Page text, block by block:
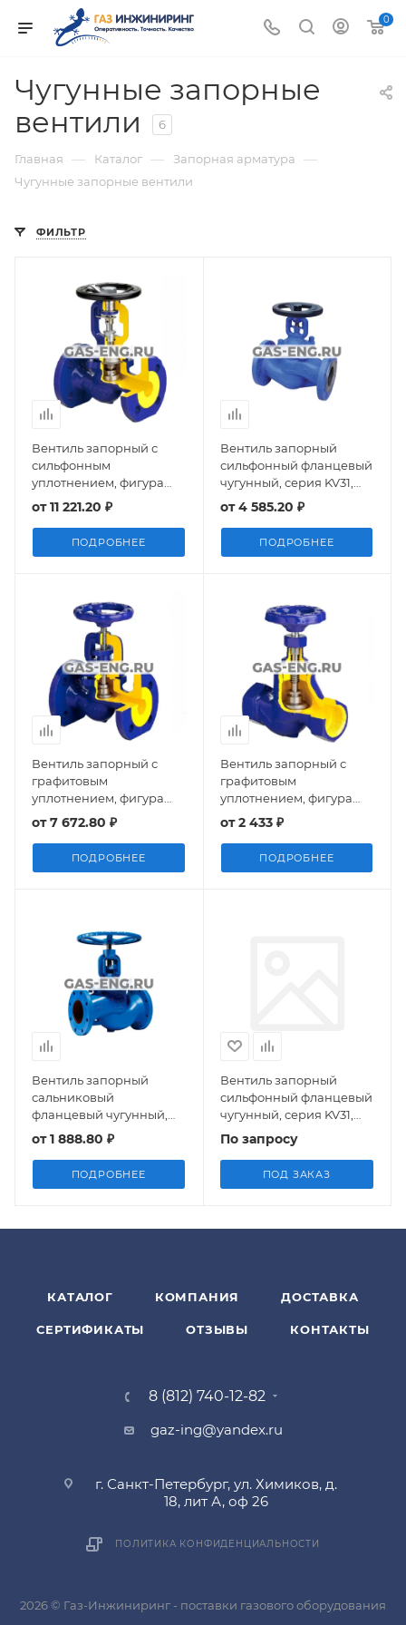
0
Чугунные запорные
вентили
6
Главная — Каталог — Запорная арматура —
Чугунные запорные вентили
ФИЛЬТР
Вентиль запорный с
сильфонным
уплотнением, фигура
234A, Zetkama
от11 221.20 ₽
ПОДРОБНЕЕ
Вентиль запорный
сильфонный фланцевый
чугунный, серия KV31,
Гранвент
от4 585.20 ₽
ПОДРОБНЕЕ
Вентиль запорный с
графитовым
уплотнением, фигура
215A, Zetkama
от7 672.80 ₽
ПОДРОБНЕЕ
Вентиль запорный с
графитовым
уплотнением, фигура
201A, Zetkama
от2 433 ₽
ПОДРОБНЕЕ
Вентиль запорный
сальниковый
фланцевый чугунный,
серия KV16, ГРАНВЕНТ
от1 888.80 ₽
ПОДРОБНЕЕ
Вентиль запорный
сильфонный фланцевый
чугунный, серия KV31,
Гранвент®
По запросу
ПОД ЗАКАЗ
КАТАЛОГ КОМПАНИЯ ДОСТАВКА
СЕРТИФИКАТЫ ОТЗЫВЫ КОНТАКТЫ
8 (812) 740-12-82
gaz-ing@yandex.ru
г. Санкт-Петербург, ул. Химиков, д.
18, лит А, оф 26
ПОЛИТИКА КОНФИДЕНЦИАЛЬНОСТИ
2026 © Газ-Инжиниринг - поставки газового оборудования